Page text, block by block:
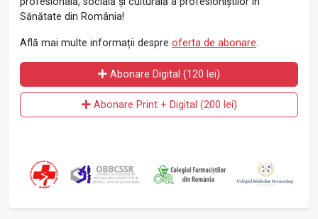
Sănătate din România!
Află mai multe informații despre oferta de abonare.
Abonare Digital (120 lei)
Abonare Print + Digital (200 lei)